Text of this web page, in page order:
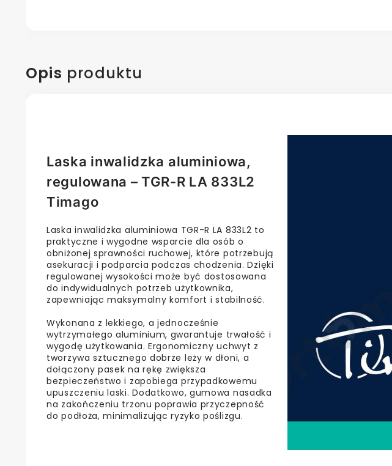
Opis produktu
Laska inwalidzka aluminiowa,
regulowana – TGR-R LA 833L2
Timago
Laska inwalidzka aluminiowa TGR-R LA 833L2 to
praktyczne i wygodne wsparcie dla osób o
obniżonej sprawności ruchowej, które potrzebują
asekuracji i podparcia podczas chodzenia. Dzięki
regulowanej wysokości może być dostosowana
do indywidualnych potrzeb użytkownika,
zapewniając maksymalny komfort i stabilność.
Wykonana z lekkiego, a jednocześnie
wytrzymałego aluminium, gwarantuje trwałość i
wygodę użytkowania. Ergonomiczny uchwyt z
tworzywa sztucznego dobrze leży w dłoni, a
dołączony pasek na rękę zwiększa
bezpieczeństwo i zapobiega przypadkowemu
upuszczeniu laski. Dodatkowo, gumowa nasadka
na zakończeniu trzonu poprawia przyczepność
do podłoża, minimalizując ryzyko poślizgu.